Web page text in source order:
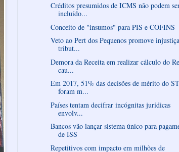
Créditos presumidos de ICMS não podem
incluído...
Conceito de "insumos" para PIS e COFINS
Veto ao Pert dos Pequenos promove injustiça
tribut...
Demora da Receita em realizar cálculo do
cau...
Em 2017, 51% das decisões de mérito do
foram m...
Países tentam decifrar incógnitas jurídicas
envolv...
Bancos vão lançar sistema único para
de ISS
Repetitivos com impacto em milhões de